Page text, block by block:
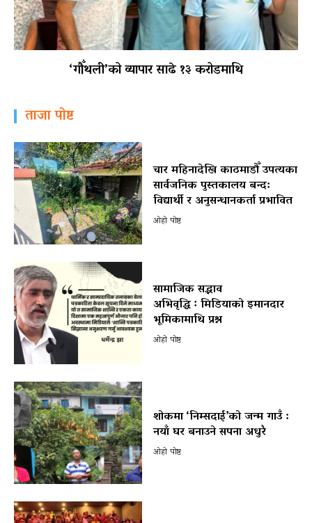
‘गौँथली’को व्यापार साढे १३ करोडमाथि
ताजा पोष्ट
चार महिनादेखि काठमाडौँ उपत्यका
सार्वजनिक पुस्तकालय बन्द:
विद्यार्थी र अनुसन्धानकर्ता प्रभावित
ओहो पोष्ट
सामाजिक सद्भाव
अभिवृद्धि ः मिडियाको इमानदार
भूमिकामाथि प्रश्न
ओहो पोष्ट
शोकमा ‘निम्सदाई’को जन्म गाउँ :
नयाँ घर बनाउने सपना अधुरै
ओहो पोष्ट